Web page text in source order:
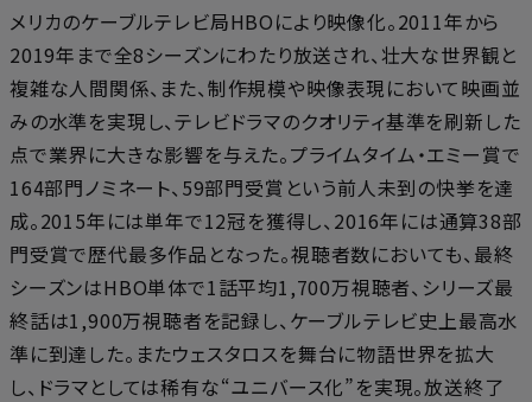
メリカのケーブルテレビ局HBOにより映像化。2011年から
2019年まで全8シーズンにわたり放送され、壮大な世界観と
複雑な人間関係、また、制作規模や映像表現において映画並
みの水準を実現し、テレビドラマのクオリティ基準を刷新した
点で業界に大きな影響を与えた。プライムタイム・エミー賞で
164部門ノミネート、59部門受賞という前人未到の快挙を達
成。2015年には単年で12冠を獲得し、2016年には通算38部
門受賞で歴代最多作品となった。視聴者数においても、最終
シーズンはHBO単体で1話平均1,700万視聴者、シリーズ最
終話は1,900万視聴者を記録し、ケーブルテレビ史上最高水
準に到達した。またウェスタロスを舞台に物語世界を拡大
し、ドラマとしては稀有な“ユニバース化”を実現。放送終了